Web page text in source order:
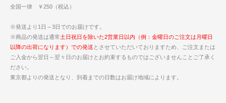
全国一律 ￥250（税込）
※発送より1日～3日でのお届けです。
※商品の発送は通常土日祝日を除いた2営業日以内（例：金曜日のご注文は月曜日
以降の出荷になります）での発送 とさせていただいておりますため、ご注文または
ご入金から翌日～翌々日のお届けとお約束するものではございませんことご了承く
ださい。
東京都よりの発送となり、到着までの日数はお届け地域によります。